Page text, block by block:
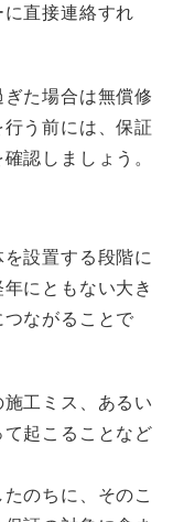
直接連絡すれ
た場合は無償修
う前には、保証
認しましょう。
設置する段階に
にともない大き
ながることで
工ミス、あるい
起こることなど
のちに、そのこ